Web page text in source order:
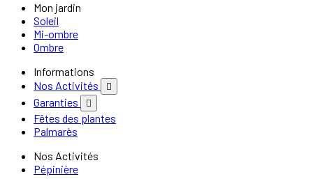
Mon jardin
Soleil
Mi-ombre
Ombre
Informations
Nos Activités

Garanties 
Fêtes des plantes
Palmarès
Nos Activités
Pépinière